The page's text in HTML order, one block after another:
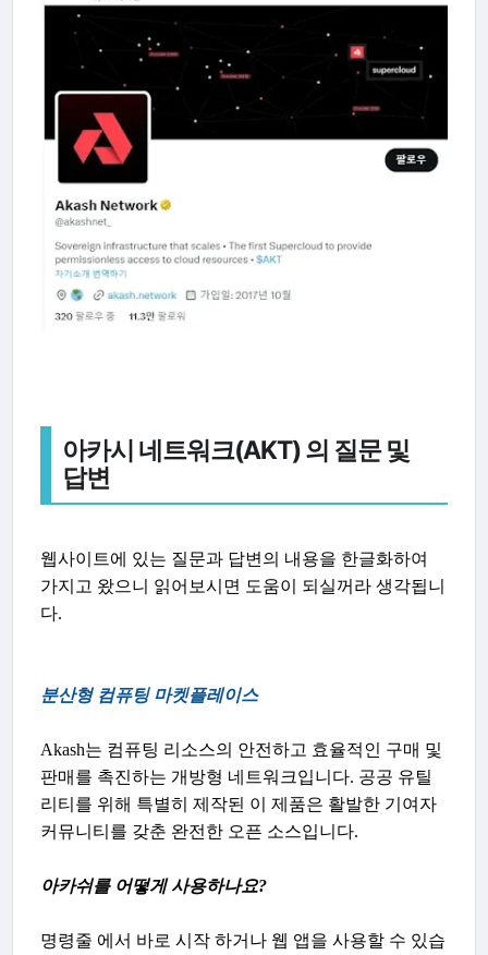
아카시 네트워크(AKT) 의 질문 및
답변
웹사이트에 있는 질문과 답변의 내용을 한글화하여
가지고 왔으니 읽어보시면 도움이 되실꺼라 생각됩니
다.
분산형 컴퓨팅 마켓플레이스
Akash는 컴퓨팅 리소스의 안전하고 효율적인 구매 및
판매를 촉진하는 개방형 네트워크입니다. 공공 유틸
리티를 위해 특별히 제작된 이 제품은 활발한 기여자
커뮤니티를 갖춘 완전한 오픈 소스입니다.
아카쉬를 어떻게 사용하나요?
명령줄 에서 바로 시작 하거나 웹 앱을 사용할 수 있습